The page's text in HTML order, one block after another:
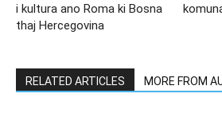
i kultura ano Roma ki Bosna
thaj Hercegovina
RELATED ARTICLES MORE FROM